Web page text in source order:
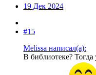
19 Дек 2024
#15
Melissa написал(а):
В библиотеке?